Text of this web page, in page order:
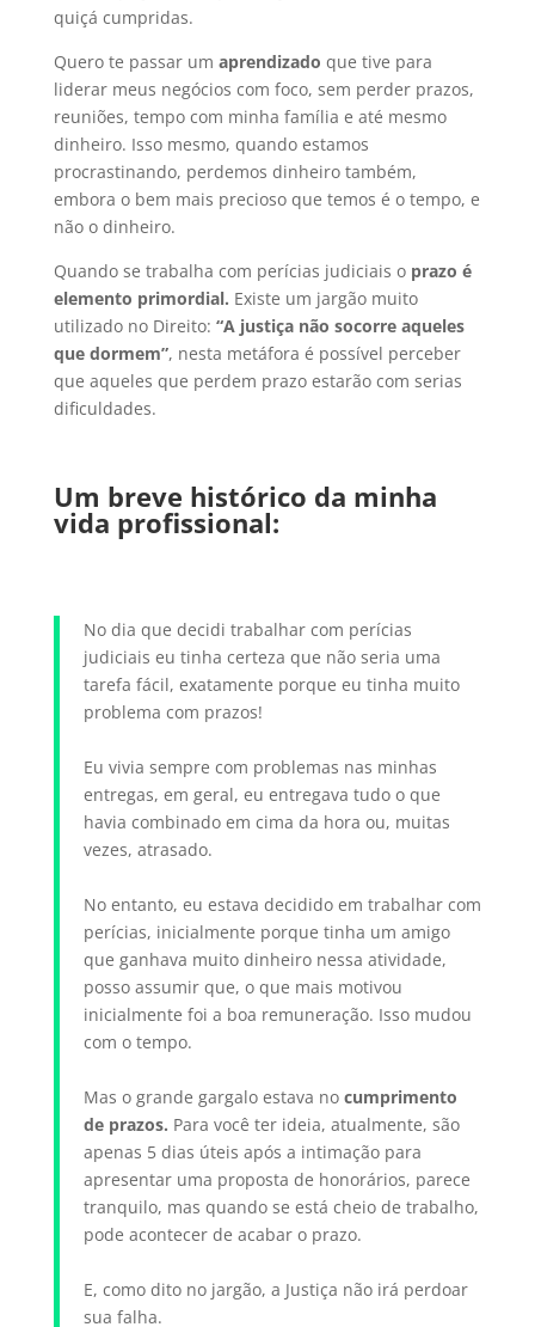
quiçá cumpridas.
Quero te passar um aprendizado que tive para
liderar meus negócios com foco, sem perder prazos,
reuniões, tempo com minha família e até mesmo
dinheiro. Isso mesmo, quando estamos
procrastinando, perdemos dinheiro também,
embora o bem mais precioso que temos é o tempo, e
não o dinheiro.
Quando se trabalha com perícias judiciais o prazo é
elemento primordial. Existe um jargão muito
utilizado no Direito: “A justiça não socorre aqueles
que dormem”, nesta metáfora é possível perceber
que aqueles que perdem prazo estarão com serias
dificuldades.
Um breve histórico da minha
vida profissional:
No dia que decidi trabalhar com perícias
judiciais eu tinha certeza que não seria uma
tarefa fácil, exatamente porque eu tinha muito
problema com prazos!
Eu vivia sempre com problemas nas minhas
entregas, em geral, eu entregava tudo o que
havia combinado em cima da hora ou, muitas
vezes, atrasado.
No entanto, eu estava decidido em trabalhar com
perícias, inicialmente porque tinha um amigo
que ganhava muito dinheiro nessa atividade,
posso assumir que, o que mais motivou
inicialmente foi a boa remuneração. Isso mudou
com o tempo.
Mas o grande gargalo estava no cumprimento
de prazos. Para você ter ideia, atualmente, são
apenas 5 dias úteis após a intimação para
apresentar uma proposta de honorários, parece
tranquilo, mas quando se está cheio de trabalho,
pode acontecer de acabar o prazo.
E, como dito no jargão, a Justiça não irá perdoar
sua falha.